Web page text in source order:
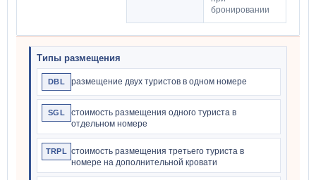
бронировании
Типы размещения
DBL размещение двух туристов в одном номере
SGL
стоимость размещения одного туриста в
отдельном номере
TRPL стоимость размещения третьего туриста в
номере на дополнительной кровати